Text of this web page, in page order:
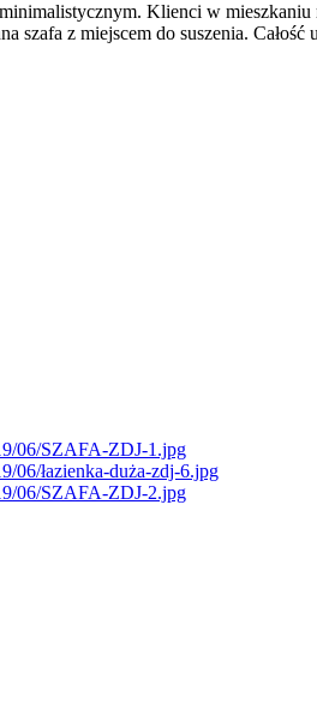
Klienci w mieszkaniu
szafa z miejscem do suszenia.